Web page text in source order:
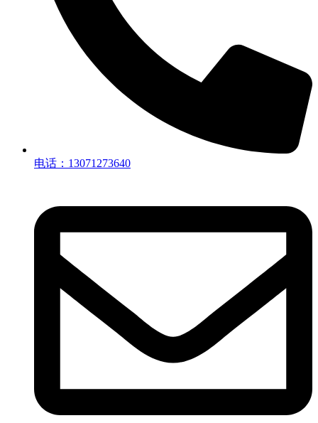
电话：13071273640